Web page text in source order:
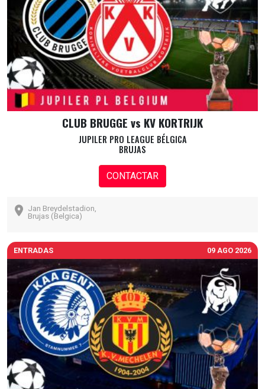
CLUB BRUGGE vs KV KORTRIJK
JUPILER PRO LEAGUE BÉLGICA
BRUJAS
CONTACTAR
Jan Breydelstadion,
Brujas (Belgica)
ENTRADAS 09 AGO 2026